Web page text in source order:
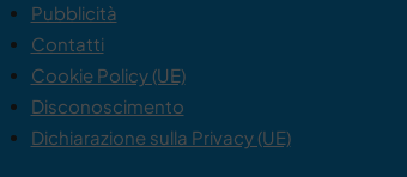
Pubblicità
Contatti
Cookie Policy (UE)
Disconoscimento
Dichiarazione sulla Privacy (UE)